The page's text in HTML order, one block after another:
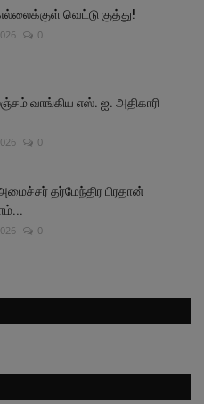
வெட்டு குத்து!
0
வாங்கிய எஸ். ஐ. அதிகாரி
0
தர்மேந்திர பிரதான்
0